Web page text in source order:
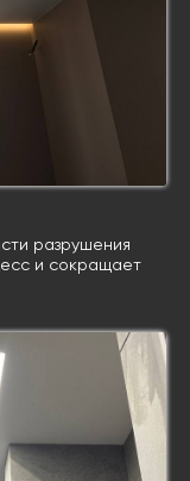
разрушения
и сокращает